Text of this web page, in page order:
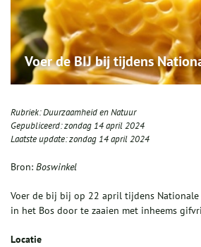
Voer de BIJ bij tijdens
Rubriek:Duurzaamheid en Natuur
Gepubliceerd:zondag 14 april 2024
Laatste update:zondag 14 april 2024
Bron: Boswinkel
Voer de bij bij op 22 april tijdens Nationale
in het Bos door te zaaien met inheems
Locatie